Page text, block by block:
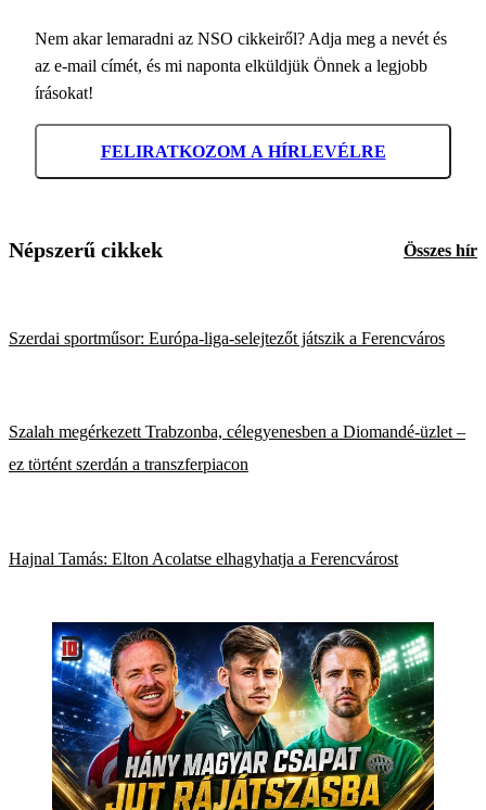
Nem akar lemaradni az NSO cikkeiről? Adja meg a nevét és
az e-mail címét, és mi naponta elküldjük Önnek a legjobb
írásokat!
FELIRATKOZOM A HÍRLEVÉLRE
Népszerű cikkek Összes hír
Szerdai sportműsor: Európa-liga-selejtezőt játszik a Ferencváros
Szalah megérkezett Trabzonba, célegyenesben a Diomandé-üzlet –
ez történt szerdán a transzferpiacon
Hajnal Tamás: Elton Acolatse elhagyhatja a Ferencvárost